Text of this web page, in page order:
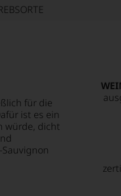
für die
ist es ein
würde, dicht